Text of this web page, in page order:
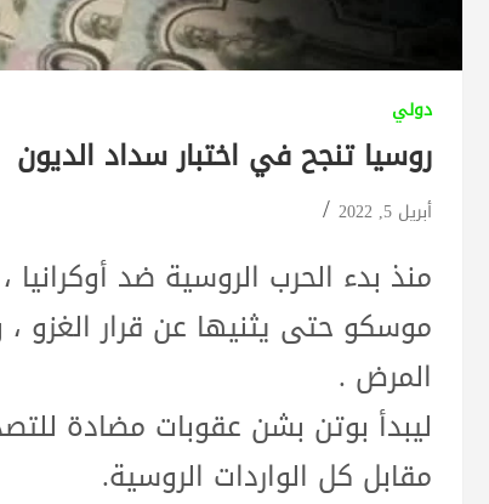
دولي
روسيا تنجح في اختبار سداد الديون
أبريل 5, 2022
منذ بدء الحرب الروسية ضد
موسكو حتى يثنيها عن قرار الغزو
المرض .
ليبدأ بوتن بشن عقوبات مضادة
مقابل كل الواردات الروسية.